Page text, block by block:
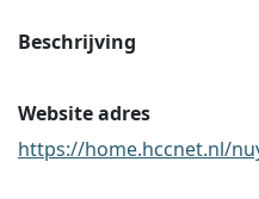
Beschrijving
Website adres
https://home.hccnet.nl/